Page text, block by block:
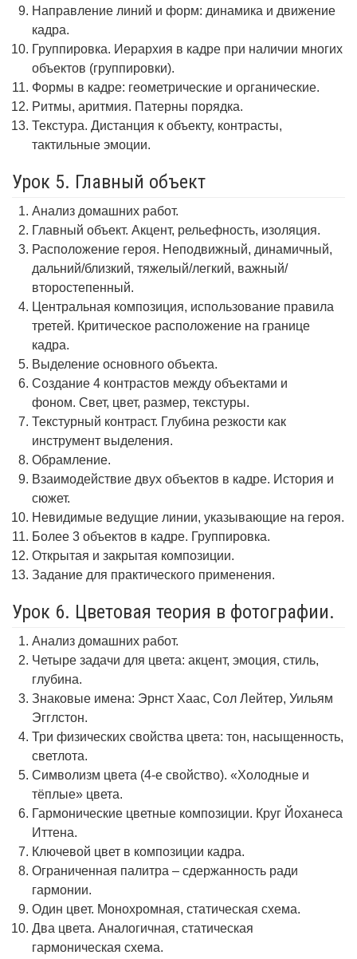
Направление линий и форм: динамика и движение
кадра.
Группировка. Иерархия в кадре при наличии многих
объектов (группировки).
Формы в кадре: геометрические и органические.
Ритмы, аритмия. Патерны порядка.
Текстура. Дистанция к объекту, контрасты,
тактильные эмоции.
Урок 5. Главный объект
Анализ домашних работ.
Главный объект. Акцент, рельефность, изоляция.
Расположение героя. Неподвижный, динамичный,
дальний/близкий, тяжелый/легкий, важный/
второстепенный.
Центральная композиция, использование правила
третей. Критическое расположение на границе
кадра.
Выделение основного объекта.
Создание 4 контрастов между объектами и
фоном. Свет, цвет, размер, текстуры.
Текстурный контраст. Глубина резкости как
инструмент выделения.
Обрамление.
Взаимодействие двух объектов в кадре. История и
сюжет.
Невидимые ведущие линии, указывающие на героя.
Более 3 объектов в кадре. Группировка.
Открытая и закрытая композиции.
Задание для практического применения.
Урок 6. Цветовая теория в фотографии.
Анализ домашних работ.
Четыре задачи для цвета: акцент, эмоция, стиль,
глубина.
Знаковые имена: Эрнст Хаас, Сол Лейтер, Уильям
Эгглстон.
Три физических свойства цвета: тон, насыщенность,
светлота.
Символизм цвета (4-е свойство). «Холодные и
тёплые» цвета.
Гармонические цветные композиции. Круг Йоханеса
Иттена.
Ключевой цвет в композиции кадра.
Ограниченная палитра – сдержанность ради
гармонии.
Один цвет. Монохромная, статическая схема.
Два цвета. Аналогичная, статическая
гармоническая схема.